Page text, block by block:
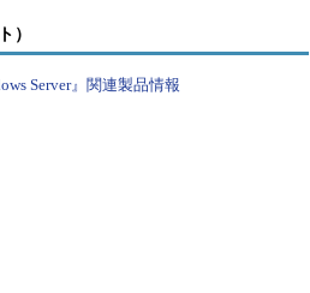
）
Server』関連製品情報